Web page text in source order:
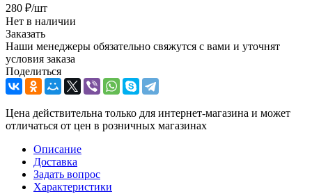
280 ₽/шт
Нет в наличии
Заказать
Наши менеджеры обязательно свяжутся с вами и уточнят
условия заказа
Поделиться
Цена действительна только для интернет-магазина и может
отличаться от цен в розничных магазинах
Описание
Доставка
Задать вопрос
Характеристики